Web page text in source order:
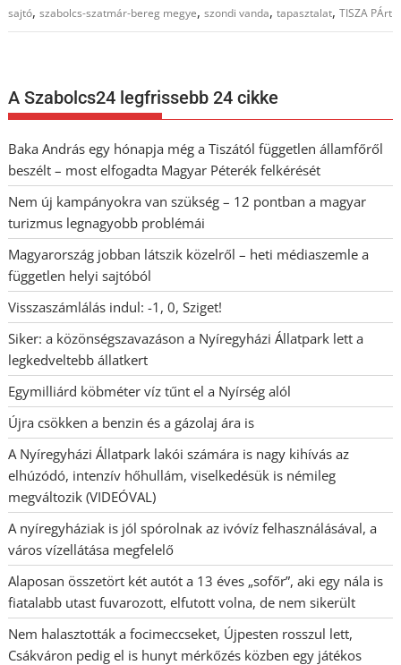
sajtó,szabolcs-szatmár-bereg megye,szondi vanda,tapasztalat,TISZA PÁrt
A Szabolcs24 legfrissebb 24 cikke
Baka András egy hónapja még a Tiszától független államfőről
beszélt – most elfogadta Magyar Péterék felkérését
Nem új kampányokra van szükség – 12 pontban a magyar
turizmus legnagyobb problémái
Magyarország jobban látszik közelről – heti médiaszemle a
független helyi sajtóból
Visszaszámlálás indul: -1, 0, Sziget!
Siker: a közönségszavazáson a Nyíregyházi Állatpark lett a
legkedveltebb állatkert
Egymilliárd köbméter víz tűnt el a Nyírség alól
Újra csökken a benzin és a gázolaj ára is
A Nyíregyházi Állatpark lakói számára is nagy kihívás az
elhúzódó, intenzív hőhullám, viselkedésük is némileg
megváltozik (VIDEÓVAL)
A nyíregyháziak is jól spórolnak az ivóvíz felhasználásával, a
város vízellátása megfelelő
Alaposan összetört két autót a 13 éves „sofőr”, aki egy nála is
fiatalabb utast fuvarozott, elfutott volna, de nem sikerült
Nem halasztották a focimeccseket, Újpesten rosszul lett,
Csákváron pedig el is hunyt mérkőzés közben egy játékos